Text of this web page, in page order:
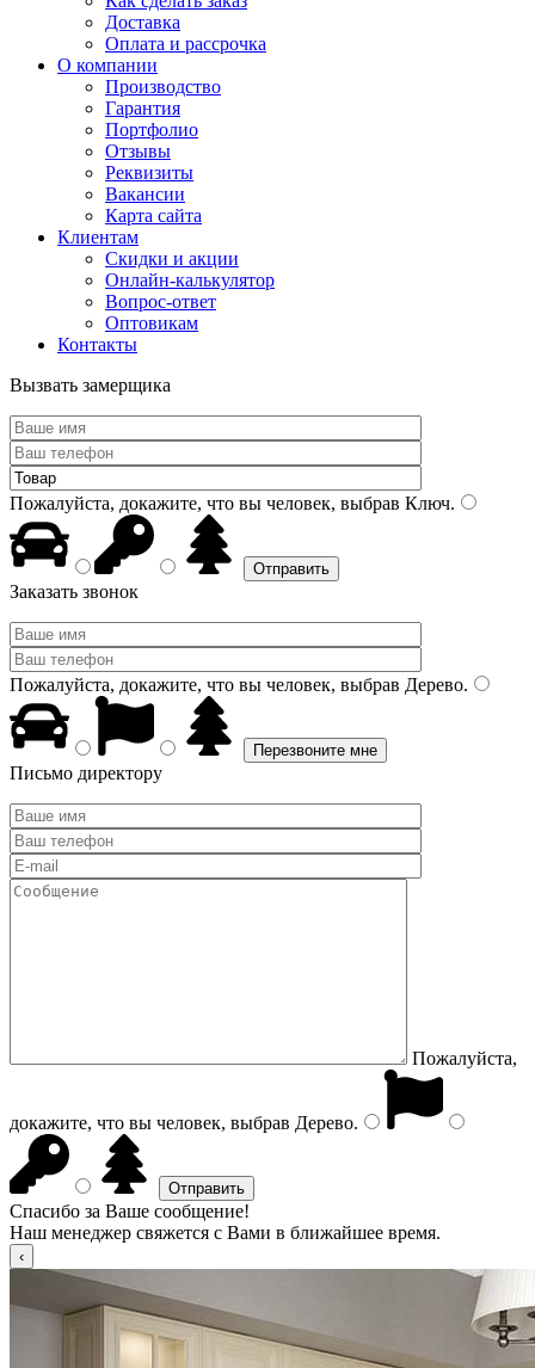
Доставка
Оплата и рассрочка
О компании
Производство
Гарантия
Портфолио
Отзывы
Реквизиты
Вакансии
Карта сайта
Клиентам
Скидки и акции
Онлайн-калькулятор
Вопрос-ответ
Оптовикам
Контакты
Вызвать замерщика
Пожалуйста, докажите, что вы человек, выбрав Ключ.
Заказать звонок
Пожалуйста, докажите, что вы человек, выбрав Дерево.
Письмо директору
Пожалуйста,
докажите, что вы человек, выбрав Дерево.
Спасибо за Ваше сообщение!
Наш менеджер свяжется с Вами в ближайшее время.